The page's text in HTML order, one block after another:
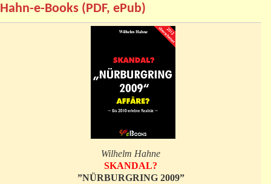
Hahn-e-Books (PDF, ePub)
Wilhelm Hahne
SKANDAL?
”NÜRBURGRING 2009”